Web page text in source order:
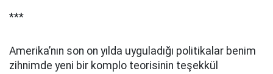
***
Amerika’nın son on yılda uyguladığı politikalar benim
zihnimde yeni bir komplo teorisinin teşekkül